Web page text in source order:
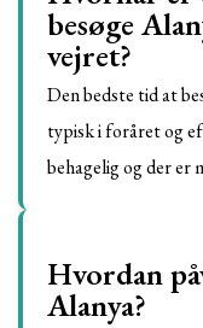
besøge
vejret?
Den bedste tid at
typisk i foråret og
behagelig og der er
Hvordan
Alanya?